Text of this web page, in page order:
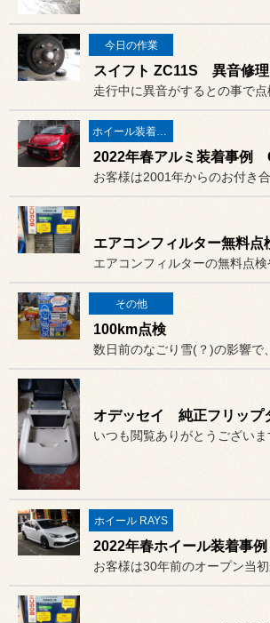
今日の作業
スイフト ZC11S 異音修理
走行中に異音がするとの事で点
ホイール装着事例
エアコンフィルターの無料点検
その他
100km点検
オデッセイ 純正フリップ
ホイール RAYS